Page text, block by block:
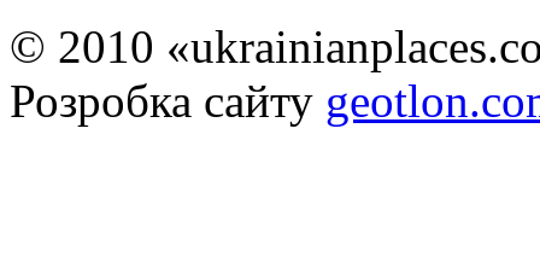
© 2010
Розробка сайту